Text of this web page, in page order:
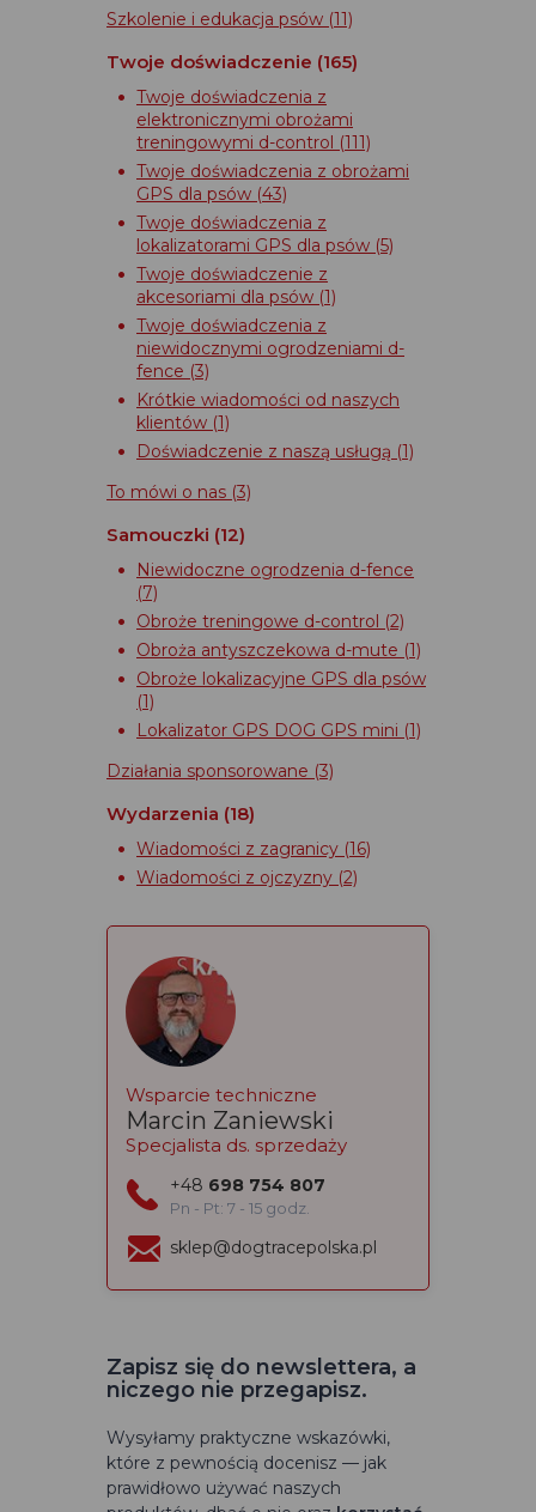
Szkolenie i edukacja psów (11)
Twoje doświadczenie (165)
Twoje doświadczenia z
elektronicznymi obrożami
treningowymi d-control (111)
Twoje doświadczenia z obrożami
GPS dla psów (43)
Twoje doświadczenia z
lokalizatorami GPS dla psów (5)
Twoje doświadczenie z
akcesoriami dla psów (1)
Twoje doświadczenia z
niewidocznymi ogrodzeniami d-
fence (3)
Krótkie wiadomości od naszych
klientów (1)
Doświadczenie z naszą usługą (1)
To mówi o nas (3)
Samouczki (12)
Niewidoczne ogrodzenia d-fence
(7)
Obroże treningowe d-control (2)
Obroża antyszczekowa d-mute (1)
Obroże lokalizacyjne GPS dla psów
(1)
Lokalizator GPS DOG GPS mini (1)
Działania sponsorowane (3)
Wydarzenia (18)
Wiadomości z zagranicy (16)
Wiadomości z ojczyzny (2)
Wsparcie techniczne
Marcin Zaniewski
Specjalista ds. sprzedaży
+48 698 754 807
Pn - Pt: 7 - 15 godz.
sklep@dogtracepolska.pl
Zapisz się do newslettera, a
niczego nie przegapisz.
Wysyłamy praktyczne wskazówki,
które z pewnością docenisz — jak
prawidłowo używać naszych